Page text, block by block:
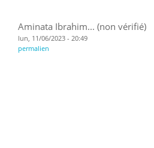
Aminata Ibrahim... (non vérifié)
lun, 11/06/2023 - 20:49
permalien